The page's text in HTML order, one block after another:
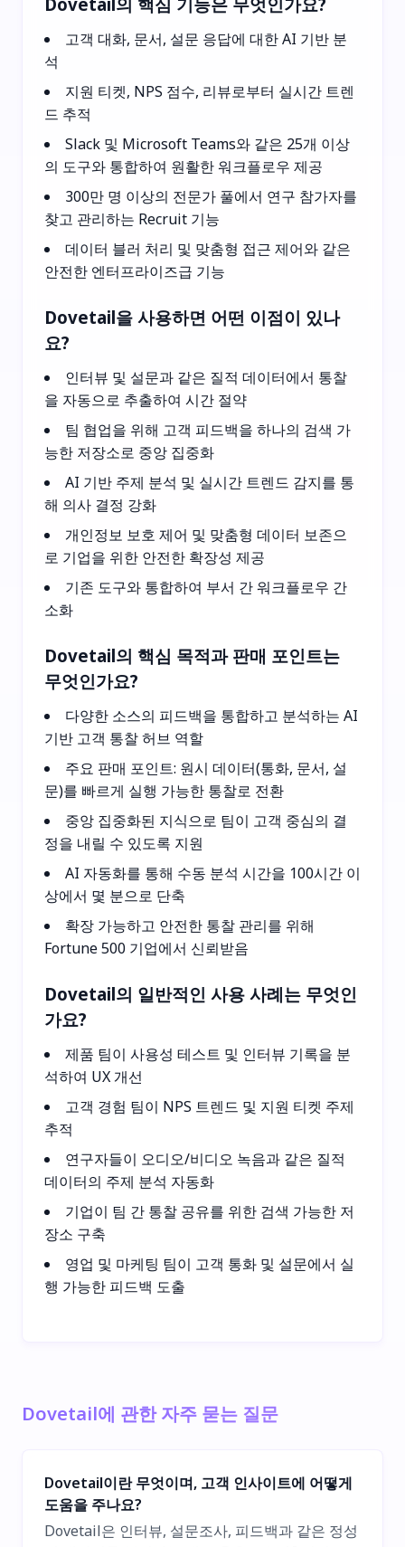
고객 대화, 문서, 설문 응답에 대한 AI 기반 분
석
지원 티켓, NPS 점수, 리뷰로부터 실시간 트렌
드 추적
Slack 및 Microsoft Teams와 같은 25개 이상
의 도구와 통합하여 원활한 워크플로우 제공
300만 명 이상의 전문가 풀에서 연구 참가자를
찾고 관리하는 Recruit 기능
데이터 블러 처리 및 맞춤형 접근 제어와 같은
안전한 엔터프라이즈급 기능
Dovetail을 사용하면 어떤 이점이 있나
요?
인터뷰 및 설문과 같은 질적 데이터에서 통찰
을 자동으로 추출하여 시간 절약
팀 협업을 위해 고객 피드백을 하나의 검색 가
능한 저장소로 중앙 집중화
AI 기반 주제 분석 및 실시간 트렌드 감지를 통
해 의사 결정 강화
개인정보 보호 제어 및 맞춤형 데이터 보존으
로 기업을 위한 안전한 확장성 제공
기존 도구와 통합하여 부서 간 워크플로우 간
소화
Dovetail의 핵심 목적과 판매 포인트는
무엇인가요?
다양한 소스의 피드백을 통합하고 분석하는 AI
기반 고객 통찰 허브 역할
주요 판매 포인트: 원시 데이터(통화, 문서, 설
문)를 빠르게 실행 가능한 통찰로 전환
중앙 집중화된 지식으로 팀이 고객 중심의 결
정을 내릴 수 있도록 지원
AI 자동화를 통해 수동 분석 시간을 100시간 이
상에서 몇 분으로 단축
확장 가능하고 안전한 통찰 관리를 위해
Fortune 500 기업에서 신뢰받음
Dovetail의 일반적인 사용 사례는 무엇인
가요?
제품 팀이 사용성 테스트 및 인터뷰 기록을 분
석하여 UX 개선
고객 경험 팀이 NPS 트렌드 및 지원 티켓 주제
추적
연구자들이 오디오/비디오 녹음과 같은 질적
데이터의 주제 분석 자동화
기업이 팀 간 통찰 공유를 위한 검색 가능한 저
장소 구축
영업 및 마케팅 팀이 고객 통화 및 설문에서 실
행 가능한 피드백 도출
Dovetail에 관한 자주 묻는 질문
Dovetail이란 무엇이며, 고객 인사이트에 어떻게
도움을 주나요?
Dovetail은 인터뷰, 설문조사, 피드백과 같은 정성